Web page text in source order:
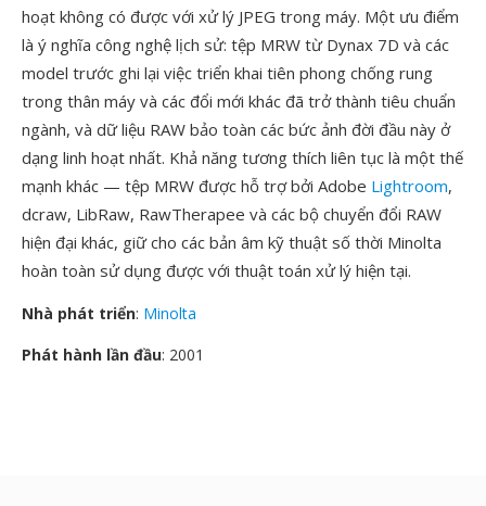
hoạt không có được với xử lý JPEG trong máy. Một ưu điểm
là ý nghĩa công nghệ lịch sử: tệp MRW từ Dynax 7D và các
model trước ghi lại việc triển khai tiên phong chống rung
trong thân máy và các đổi mới khác đã trở thành tiêu chuẩn
ngành, và dữ liệu RAW bảo toàn các bức ảnh đời đầu này ở
dạng linh hoạt nhất. Khả năng tương thích liên tục là một thế
mạnh khác — tệp MRW được hỗ trợ bởi Adobe Lightroom,
dcraw, LibRaw, RawTherapee và các bộ chuyển đổi RAW
hiện đại khác, giữ cho các bản âm kỹ thuật số thời Minolta
hoàn toàn sử dụng được với thuật toán xử lý hiện tại.
Nhà phát triển: Minolta
Phát hành lần đầu: 2001